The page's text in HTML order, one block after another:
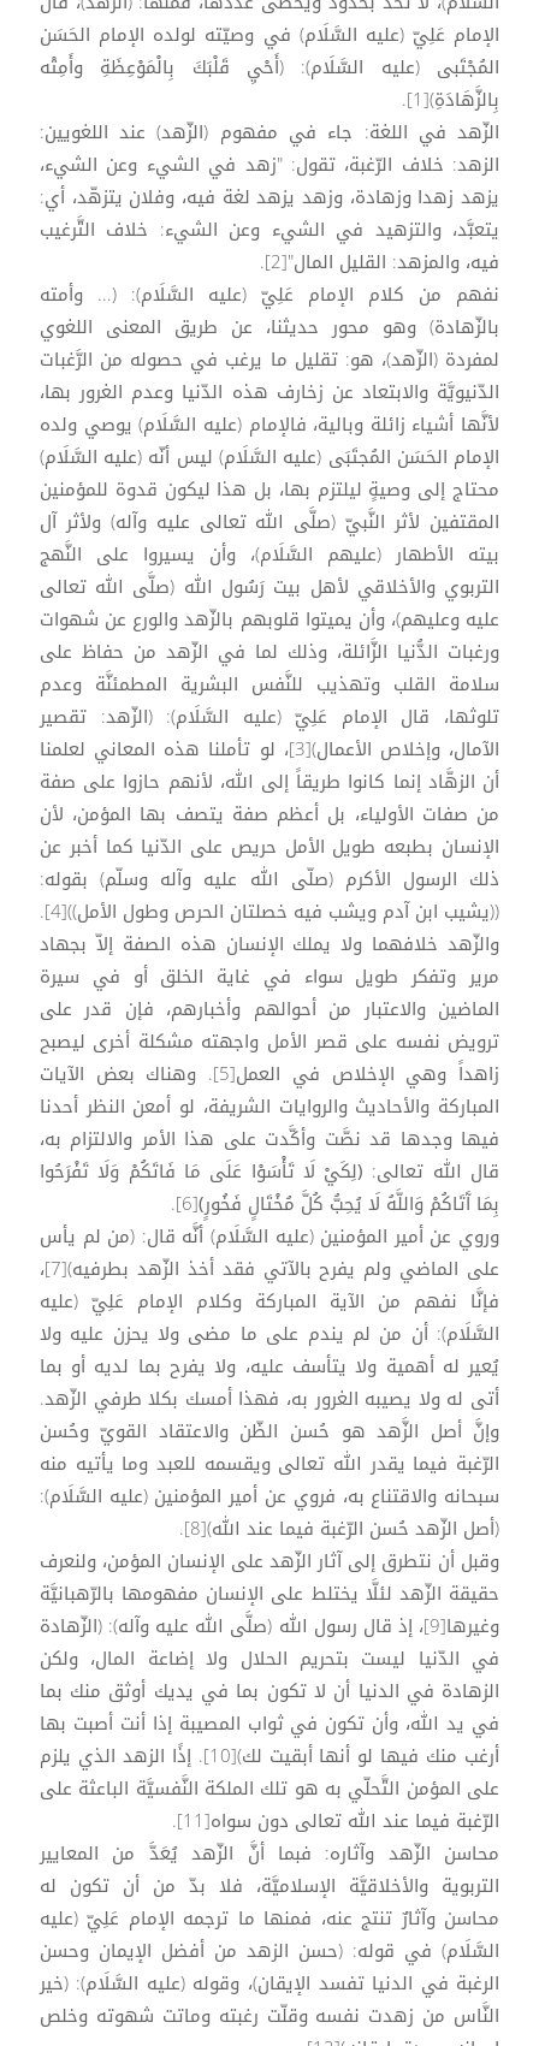
الإمام عَلِيّ (عليه السَّلَام) في وصيّته لولده الإمام الحَسَن
المُجْتَبى (عليه السَّلَام): (أَحْيِ قَلْبَكَ بِالْمَوْعِظَةِ وأَمِتْه
بِالزَّهَادَةِ)[1].
الزّهد في اللغة: جاء في مفهوم (الزّهد) عند اللغويين:
الزهد: خلاف الرّغبة، تقول: "زهد في الشيء وعن الشيء،
يزهد زهدا وزهادة، وزهد يزهد لغة فيه، وفلان يتزهّد، أي:
يتعبَّد، والتزهيد في الشيء وعن الشيء: خلاف التَّرغيب
فيه، والمزهد: القليل المال"[2].
نفهم من كلام الإمام عَلِيّ (عليه السَّلَام): (... وأمته
بالزّهادة) وهو محور حديثنا، عن طريق المعنى اللغوي
لمفردة (الزّهد)، هو: تقليل ما يرغب في حصوله من الرَّغبات
الدّنيويَّة والابتعاد عن زخارف هذه الدّنيا وعدم الغرور بها،
لأنَّها أشياء زائلة وبالية، فالإمام (عليه السَّلَام) يوصي ولده
الإمام الحَسَن المُجتَبَى (عليه السَّلَام) ليس أنّه (عليه السَّلَام)
محتاج إلى وصيةٍ ليلتزم بها، بل هذا ليكون قدوة للمؤمنين
المقتفين لأثر النَّبيّ (صلَّى الله تعالى عليه وآله) ولأثر آل
بيته الأطهار (عليهم السَّلَام)، وأن يسيروا على النَّهج
التربوي والأخلاقي لأهل بيت رَسُول الله (صلَّى الله تعالى
عليه وعليهم)، وأن يميتوا قلوبهم بالزّهد والورع عن شهوات
ورغبات الدُّنيا الزَّائلة، وذلك لما في الزّهد من حفاظ على
سلامة القلب وتهذيب للنَّفس البشرية المطمئنَّة وعدم
تلوثها، قال الإمام عَلِيّ (عليه السَّلَام): (الزّهد: تقصير
الآمال، وإخلاص الأعمال)[3]، لو تأملنا هذه المعاني لعلمنا
أن الزهَّاد إنما كانوا طريقاً إلى الله، لأنهم حازوا على صفة
من صفات الأولياء، بل أعظم صفة يتصف بها المؤمن، لأن
الإنسان بطبعه طويل الأمل حريص على الدّنيا كما أخبر عن
ذلك الرسول الأكرم (صلّى الله عليه وآله وسلّم) بقوله:
((يشيب ابن آدم ويشب فيه خصلتان الحرص وطول الأمل))[4].
والزّهد خلافهما ولا يملك الإنسان هذه الصفة إلاّ بجهاد
مرير وتفكر طويل سواء في غاية الخلق أو في سيرة
الماضين والاعتبار من أحوالهم وأخبارهم، فإن قدر على
ترويض نفسه على قصر الأمل واجهته مشكلة أخرى ليصبح
زاهداً وهي الإخلاص في العمل[5]. وهناك بعض الآيات
المباركة والأحاديث والروايات الشريفة، لو أمعن النظر أحدنا
فيها وجدها قد نصَّت وأكَّدت على هذا الأمر والالتزام به،
قال الله تعالى: ﴿لِكَيْ لَا تَأْسَوْا عَلَى مَا فَاتَكُمْ وَلَا تَفْرَحُوا
بِمَا آَتَاكُمْ وَاللَّهُ لَا يُحِبُّ كُلَّ مُخْتَالٍ فَخُورٍ﴾[6].
وروي عن أمير المؤمنين (عليه السَّلَام) أنَّه قال: (من لم يأس
على الماضي ولم يفرح بالآتي فقد أخذ الزّهد بطرفيه)[7]،
فإنَّا نفهم من الآية المباركة وكلام الإمام عَلِيّ (عليه
السَّلَام): أن من لم يندم على ما مضى ولا يحزن عليه ولا
يُعير له أهمية ولا يتأسف عليه، ولا يفرح بما لديه أو بما
أتى له ولا يصيبه الغرور به، فهذا أمسك بكلا طرفي الزّهد.
وإنَّ أصل الزَّهد هو حُسن الظّن والاعتقاد القويّ وحُسن
الرّغبة فيما يقدر الله تعالى ويقسمه للعبد وما يأتيه منه
سبحانه والاقتناع به، فروي عن أمير المؤمنين (عليه السَّلَام):
(أصل الزّهد حُسن الرّغبة فيما عند الله)[8].
وقبل أن نتطرق إلى آثار الزّهد على الإنسان المؤمن، ولنعرف
حقيقة الزّهد لئلَّا يختلط على الإنسان مفهومها بالرّهبانيَّة
وغيرها[9]، إذ قال رسول الله (صلَّى الله عليه وآله): (الزّهادة
في الدّنيا ليست بتحريم الحلال ولا إضاعة المال، ولكن
الزهادة في الدنيا أن لا تكون بما في يديك أوثق منك بما
في يد الله، وأن تكون في ثواب المصيبة إذا أنت أصبت بها
أرغب منك فيها لو أنها أبقيت لك)[10]. إذًا الزهد الذي يلزم
على المؤمن التَّحلّي به هو تلك الملكة النَّفسيَّة الباعثة على
الرّغبة فيما عند الله تعالى دون سواه[11].
محاسن الزّهد وآثاره: فبما أنَّ الزّهد يُعَدَّ من المعايير
التربوية والأخلاقيَّة الإسلاميَّة، فلا بدّ من أن تكون له
محاسن وآثارٌ تنتج عنه، فمنها ما ترجمه الإمام عَلِيّ (عليه
السَّلَام) في قوله: (حسن الزهد من أفضل الإيمان وحسن
الرغبة في الدنيا تفسد الإيقان)، وقوله (عليه السَّلَام): (خير
النَّاس من زهدت نفسه وقلّت رغبته وماتت شهوته وخلص